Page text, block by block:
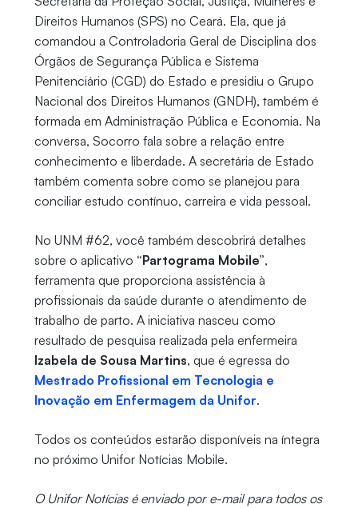
Direitos Humanos (SPS) no Ceará. Ela, que já
comandou a Controladoria Geral de Disciplina dos
Órgãos de Segurança Pública e Sistema
Penitenciário (CGD) do Estado e presidiu o Grupo
Nacional dos Direitos Humanos (GNDH), também é
formada em Administração Pública e Economia. Na
conversa, Socorro fala sobre a relação entre
conhecimento e liberdade. A secretária de Estado
também comenta sobre como se planejou para
conciliar estudo contínuo, carreira e vida pessoal.
No UNM #62, você também descobrirá detalhes
sobre o aplicativo “Partograma Mobile”,
ferramenta que proporciona assistência à
profissionais da saúde durante o atendimento de
trabalho de parto. A iniciativa nasceu como
resultado de pesquisa realizada pela enfermeira
Izabela de Sousa Martins, que é egressa do
Mestrado Profissional em Tecnologia e
Inovação em Enfermagem da Unifor.
Todos os conteúdos estarão disponíveis na íntegra
no próximo Unifor Notícias Mobile.
O Unifor Notícias é enviado por e-mail para todos os